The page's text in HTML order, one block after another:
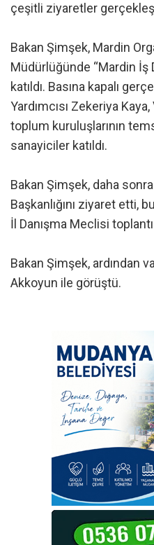
çeşitli ziyaretler
Bakan Şimşek, Mardin
Müdürlüğünde “Mardin İş
katıldı. Basına kapalı
Yardımcısı Zekeriya
toplum kuruluşlarının
sanayiciler katıldı.
Bakan Şimşek, daha
Başkanlığını ziyaret etti,
İl Danışma Meclisi
Bakan Şimşek, ardından
Akkoyun ile görüştü.